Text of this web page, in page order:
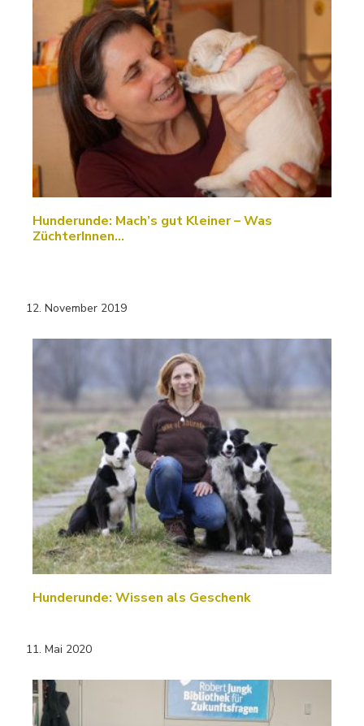
Hunderunde: Mach’s gut Kleiner – Was
ZüchterInnen…
12. November 2019
Hunderunde: Wissen als Geschenk
11. Mai 2020